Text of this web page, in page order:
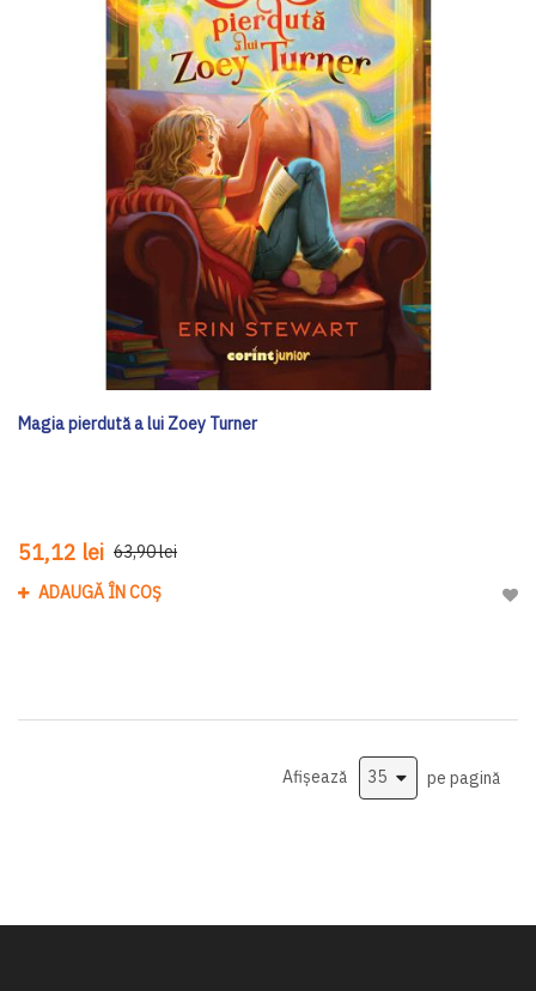
Magia pierdută a lui Zoey Turner
51,12 lei 63,90 lei
ADAUGĂ ÎN COȘ
Afișează pe pagină